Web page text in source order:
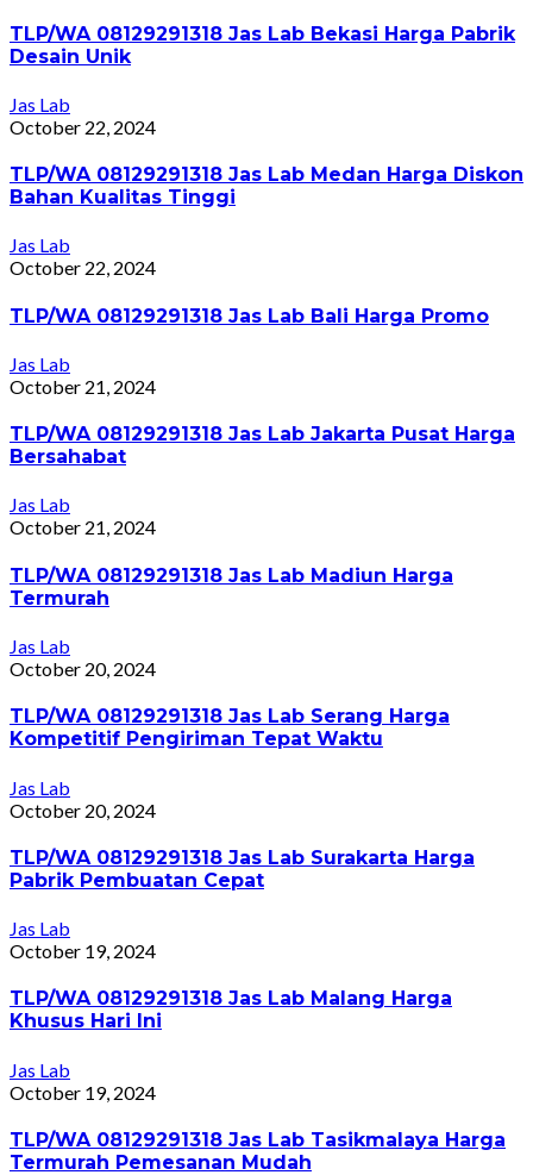
TLP/WA 08129291318 Jas Lab Bekasi Harga Pabrik
Desain Unik
Jas Lab
October 22, 2024
TLP/WA 08129291318 Jas Lab Medan Harga Diskon
Bahan Kualitas Tinggi
Jas Lab
October 22, 2024
TLP/WA 08129291318 Jas Lab Bali Harga Promo
Jas Lab
October 21, 2024
TLP/WA 08129291318 Jas Lab Jakarta Pusat Harga
Bersahabat
Jas Lab
October 21, 2024
TLP/WA 08129291318 Jas Lab Madiun Harga
Termurah
Jas Lab
October 20, 2024
TLP/WA 08129291318 Jas Lab Serang Harga
Kompetitif Pengiriman Tepat Waktu
Jas Lab
October 20, 2024
TLP/WA 08129291318 Jas Lab Surakarta Harga
Pabrik Pembuatan Cepat
Jas Lab
October 19, 2024
TLP/WA 08129291318 Jas Lab Malang Harga
Khusus Hari Ini
Jas Lab
October 19, 2024
TLP/WA 08129291318 Jas Lab Tasikmalaya Harga
Termurah Pemesanan Mudah